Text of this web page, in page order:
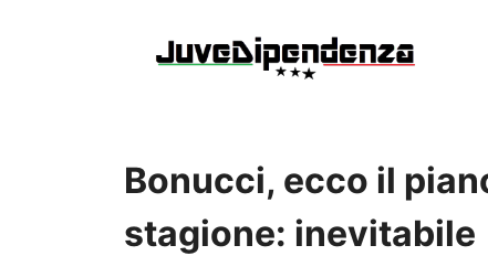
Bonucci, ecco il
stagione: inevitabile